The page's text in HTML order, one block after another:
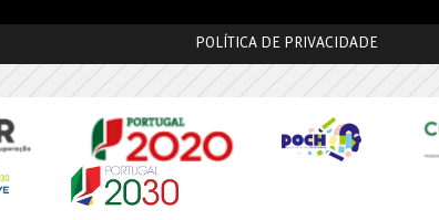
POLÍTICA DE PRIVACIDADE